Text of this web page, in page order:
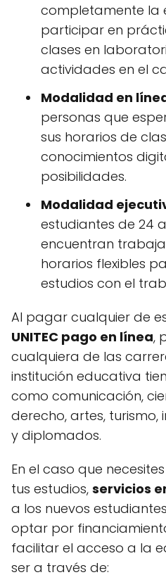
completamente la
participar en
clases en
actividades en el
Modalidad en
personas que
sus horarios de
conocimientos
posibilidades.
Modalidad
estudiantes de 24
encuentran
horarios flexibles
estudios con el
Al pagar cualquier de
UNITEC pago en línea,
cualquiera de las
institución educativa
como comunicación,
derecho, artes, turismo,
y diplomados.
En el caso que
tus estudios, servicios
a los nuevos
optar por
facilitar el acceso a la
ser a través de: